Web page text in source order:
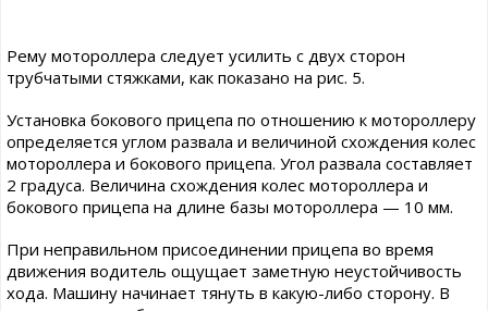
Рему мотороллера следует усилить с двух сторон
трубчатыми стяжками, как показано на рис. 5.
Установка бокового прицепа по отношению к мотороллеру
определяется углом развала и величиной схождения колес
мотороллера и бокового прицепа. Угол развала составляет
2 градуса. Величина схождения колес мотороллера и
бокового прицепа на длине базы мотороллера — 10 мм.
При неправильном присоединении прицепа во время
движения водитель ощущает заметную неустойчивость
хода. Машину начинает тянуть в какую-либо сторону. В